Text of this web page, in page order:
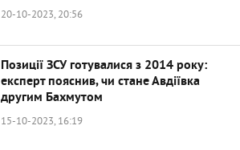
20-10-2023, 20:56
Позиції ЗСУ готувалися з 2014 року:
експерт пояснив, чи стане Авдіївка
другим Бахмутом
15-10-2023, 16:19